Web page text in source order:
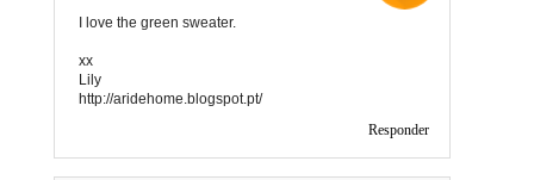
I love the green sweater.
xx
Lily
http://aridehome.blogspot.pt/
Responder